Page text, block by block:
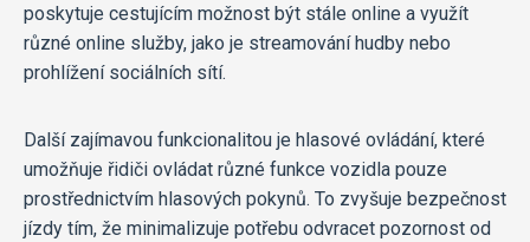
poskytuje cestujícím možnost být stále online a využít
různé online služby, jako je streamování hudby nebo
prohlížení sociálních sítí.
Další zajímavou funkcionalitou je hlasové ovládání, které
umožňuje řidiči ovládat různé funkce vozidla pouze
prostřednictvím hlasových pokynů. To zvyšuje bezpečnost
jízdy tím, že minimalizuje potřebu odvracet pozornost od